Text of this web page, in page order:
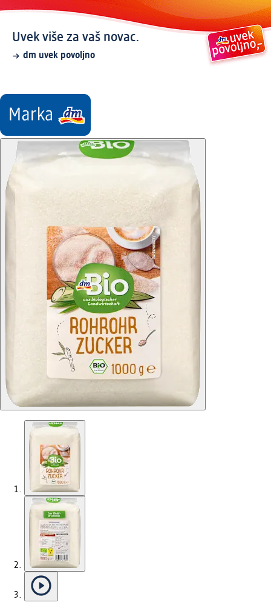
Uvek više za vaš novac.
dm uvek povoljno